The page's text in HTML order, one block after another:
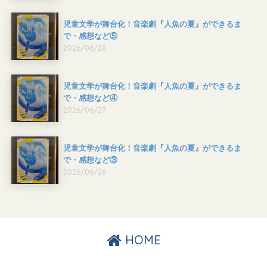
児童文学が舞台化！音楽劇『人魚の夏』ができるま
で・感想など⑤
2026/06/28
児童文学が舞台化！音楽劇『人魚の夏』ができるま
で・感想など④
2026/06/27
児童文学が舞台化！音楽劇『人魚の夏』ができるま
で・感想など③
2026/06/26
HOME